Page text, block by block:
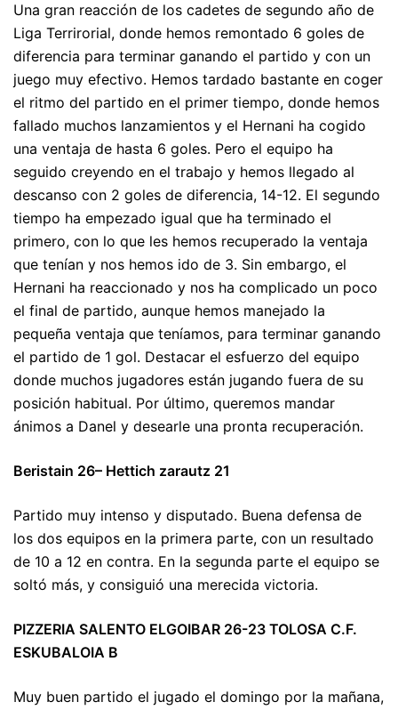
Una gran reacción de los cadetes de segundo año de
Liga Terrirorial, donde hemos remontado 6 goles de
diferencia para terminar ganando el partido y con un
juego muy efectivo. Hemos tardado bastante en coger
el ritmo del partido en el primer tiempo, donde hemos
fallado muchos lanzamientos y el Hernani ha cogido
una ventaja de hasta 6 goles. Pero el equipo ha
seguido creyendo en el trabajo y hemos llegado al
descanso con 2 goles de diferencia, 14-12. El segundo
tiempo ha empezado igual que ha terminado el
primero, con lo que les hemos recuperado la ventaja
que tenían y nos hemos ido de 3. Sin embargo, el
Hernani ha reaccionado y nos ha complicado un poco
el final de partido, aunque hemos manejado la
pequeña ventaja que teníamos, para terminar ganando
el partido de 1 gol. Destacar el esfuerzo del equipo
donde muchos jugadores están jugando fuera de su
posición habitual. Por último, queremos mandar
ánimos a Danel y desearle una pronta recuperación.
Beristain 26– Hettich zarautz 21
Partido muy intenso y disputado. Buena defensa de
los dos equipos en la primera parte, con un resultado
de 10 a 12 en contra. En la segunda parte el equipo se
soltó más, y consiguió una merecida victoria.
PIZZERIA SALENTO ELGOIBAR 26-23 TOLOSA C.F.
ESKUBALOIA B
Muy buen partido el jugado el domingo por la mañana,